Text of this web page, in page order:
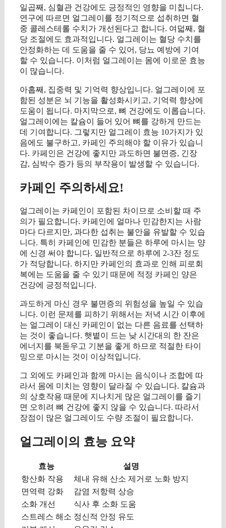
일곱째, 심혈관 건강에도 긍정적인 영향을 미칩니다.
연구에 따르면 얼그레이를 정기적으로 섭취하면 혈
중 콜레스테롤 수치가 개선된다고 합니다. 여덟째, 혈
당 조절에도 효과적입니다. 얼그레이는 혈당 수치를
안정화하는 데 도움을 줄 수 있어, 당뇨 예방에 기여
할 수 있습니다. 이처럼 얼그레이는 몸에 이로운 효능
이 많습니다.
아홉째, 집중력 및 기억력 향상입니다. 얼그레이에 포
함된 성분은 뇌 기능을 활성화시키고, 기억력 향상에
도움이 됩니다. 마지막으로, 뼈 건강에도 이롭습니다.
얼그레이에는 칼슘이 들어 있어 뼈를 강하게 만드는
데 기여합니다. 그렇지만 얼그레이 효능 10가지가 있
음에도 불구하고, 카페인 주의해야 할 이유가 있습니
다. 카페인은 건강에 좋지만 과도하면 불면증, 긴장
감, 심박수 증가 등의 부작용이 발생할 수 있습니다.
카페인 주의하세요!
얼그레이는 카페인이 포함된 차이므로 소비할 때 주
의가 필요합니다. 카페인에 얼마나 민감한지는 사람
마다 다르지만, 과다한 섭취는 불안을 유발할 수 있습
니다. 특히 카페인에 민감한 분들은 하루에 마시는 양
에 신경 써야 합니다. 일반적으로 하루에 2-3잔 정도
가 적당합니다. 하지만 카페인의 효과로 인해 피로회
복에는 도움을 줄 수 있기 때문에 적정 카페인 양은
건강에 긍정적입니다.
과도하게 마신 경우 불면증의 위험성을 높일 수 있습
니다. 이런 문제를 피하기 위해서는 저녁 시간 이후에
는 얼그레이 대신 카페인이 없는 다른 음료를 선택하
는 것이 좋습니다. 햇볕이 드는 낮 시간대의 한 잔은
에너지를 북돋우고 기분을 좋게 하므로 적절한 타이
밍으로 마시는 것이 이상적입니다.
그 외에도 카페인과 함께 마시는 음식이나 조합에 따
라서 몸에 미치는 영향이 달라질 수 있습니다. 칼슘과
의 상호작용 때문에 지나치게 많은 얼그레이를 즐기
면 오히려 뼈 건강에 좋지 않을 수 있습니다. 따라서
장점이 많은 얼그레이도 수량 조절이 필요합니다.
얼그레이의 효능 요약
효능
설명
항산화 작용
체내 유해 산소 제거로 노화 방지
면역력 강화
감염 저항력 상승
소화 개선
식사 후 소화 도움
스트레스 해소 정신적 안정 유도